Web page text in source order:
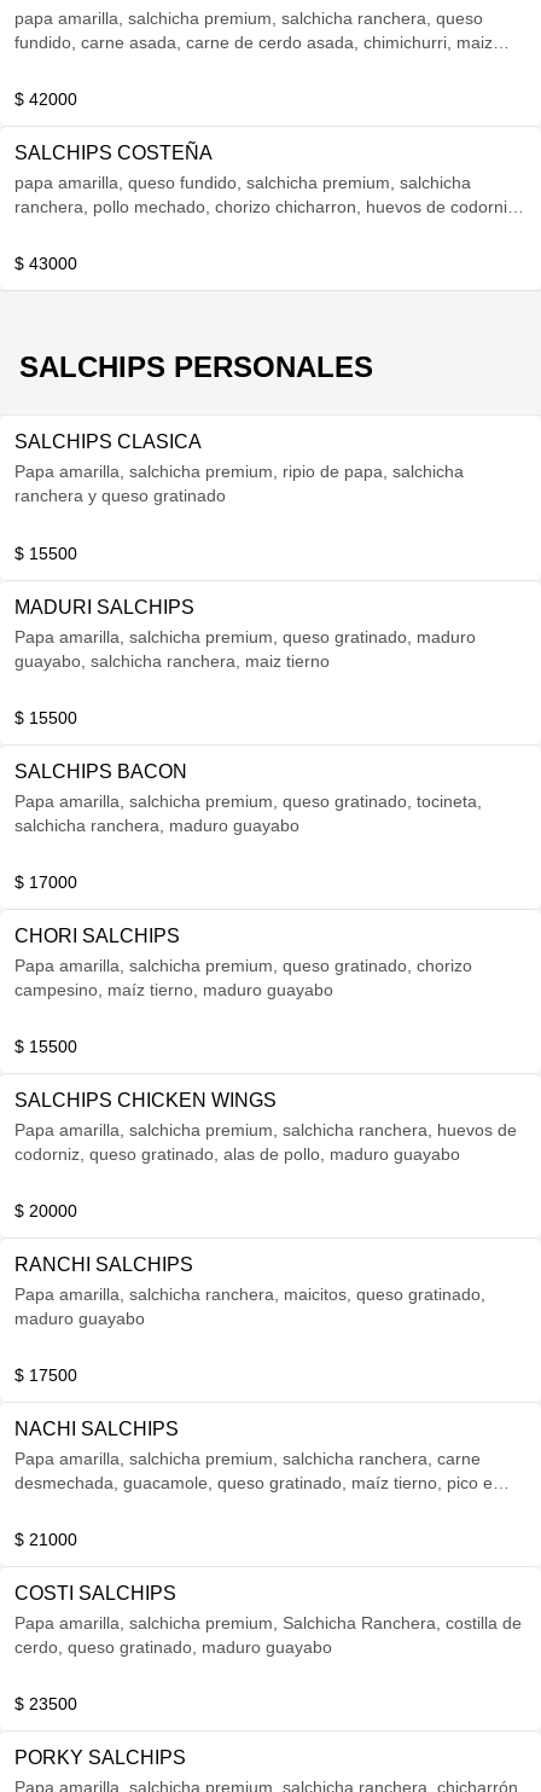
papa amarilla, salchicha premium, salchicha ranchera, queso
fundido, carne asada, carne de cerdo asada, chimichurri, maiz
$ 42000
SALCHIPS COSTEÑA
papa amarilla, queso fundido, salchicha premium, salchicha
ranchera, pollo mechado, chorizo chicharron, huevos de codorniz,
$ 43000
SALCHIPS PERSONALES
SALCHIPS CLASICA
Papa amarilla, salchicha premium, ripio de papa, salchicha
ranchera y queso gratinado
$ 15500
MADURI SALCHIPS
Papa amarilla, salchicha premium, queso gratinado, maduro
guayabo, salchicha ranchera, maiz tierno
$ 15500
SALCHIPS BACON
Papa amarilla, salchicha premium, queso gratinado, tocineta,
salchicha ranchera, maduro guayabo
$ 17000
CHORI SALCHIPS
Papa amarilla, salchicha premium, queso gratinado, chorizo
campesino, maíz tierno, maduro guayabo
$ 15500
SALCHIPS CHICKEN WINGS
Papa amarilla, salchicha premium, salchicha ranchera, huevos de
codorniz, queso gratinado, alas de pollo, maduro guayabo
$ 20000
RANCHI SALCHIPS
Papa amarilla, salchicha ranchera, maicitos, queso gratinado,
maduro guayabo
$ 17500
NACHI SALCHIPS
Papa amarilla, salchicha premium, salchicha ranchera, carne
desmechada, guacamole, queso gratinado, maíz tierno, pico e
$ 21000
COSTI SALCHIPS
Papa amarilla, salchicha premium, Salchicha Ranchera, costilla de
cerdo, queso gratinado, maduro guayabo
$ 23500
PORKY SALCHIPS
Papa amarilla, salchicha premium, salchicha ranchera, chicharrón